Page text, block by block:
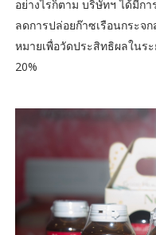
อย่างไรก็ตาม บริษัทฯ ได้มีก
ลดการปล่อยก๊าซเรือนกระจ
หมายเพื่อวัดประสิทธิผลในร
20%